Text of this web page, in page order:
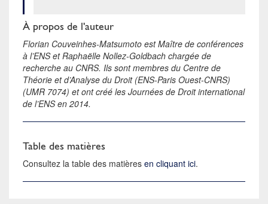
À propos de l'auteur
Florian Couveinhes-Matsumoto est Maître de conférences
à l’ENS et Raphaëlle Nollez-Goldbach chargée de
recherche au CNRS. Ils sont membres du Centre de
Théorie et d’Analyse du Droit (ENS-Paris Ouest-CNRS)
(UMR 7074) et ont créé les Journées de Droit international
de l’ENS en 2014.
Table des matières
Consultez la table des matièresen cliquant ici.